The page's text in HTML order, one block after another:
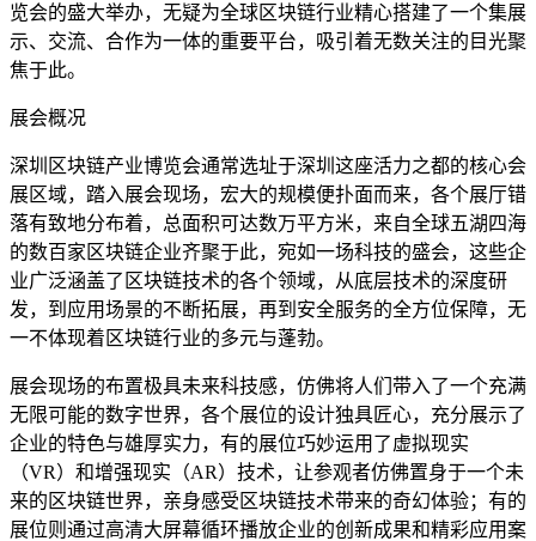
览会的盛大举办，无疑为全球区块链行业精心搭建了一个集展
示、交流、合作为一体的重要平台，吸引着无数关注的目光聚
焦于此。
展会概况
深圳区块链产业博览会通常选址于深圳这座活力之都的核心会
展区域，踏入展会现场，宏大的规模便扑面而来，各个展厅错
落有致地分布着，总面积可达数万平方米，来自全球五湖四海
的数百家区块链企业齐聚于此，宛如一场科技的盛会，这些企
业广泛涵盖了区块链技术的各个领域，从底层技术的深度研
发，到应用场景的不断拓展，再到安全服务的全方位保障，无
一不体现着区块链行业的多元与蓬勃。
展会现场的布置极具未来科技感，仿佛将人们带入了一个充满
无限可能的数字世界，各个展位的设计独具匠心，充分展示了
企业的特色与雄厚实力，有的展位巧妙运用了虚拟现实
（VR）和增强现实（AR）技术，让参观者仿佛置身于一个未
来的区块链世界，亲身感受区块链技术带来的奇幻体验；有的
展位则通过高清大屏幕循环播放企业的创新成果和精彩应用案